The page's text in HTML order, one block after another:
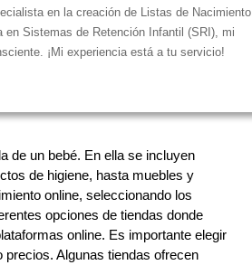
en la creación de Listas de Nacimiento
Sistemas de Retención Infantil (SRI), mi
¡Mi experiencia está a tu servicio!
de un bebé. En ella se incluyen
de higiene, hasta muebles y
online, seleccionando los
opciones de tiendas donde
online. Es importante elegir
Algunas tiendas ofrecen